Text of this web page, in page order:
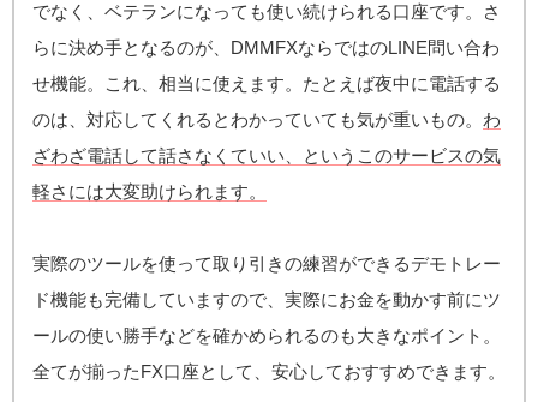
でなく、ベテランになっても使い続けられる口座です。さ
らに決め手となるのが、DMMFXならではのLINE問い合わ
せ機能。これ、相当に使えます。たとえば夜中に電話する
のは、対応してくれるとわかっていても気が重いもの。 わ
ざわざ電話して話さなくていい、というこのサービスの気
軽さには大変助けられます。
実際のツールを使って取り引きの練習ができるデモトレー
ド機能も完備していますので、実際にお金を動かす前にツ
ールの使い勝手などを確かめられるのも大きなポイント。
全てが揃ったFX口座として、安心しておすすめできます。